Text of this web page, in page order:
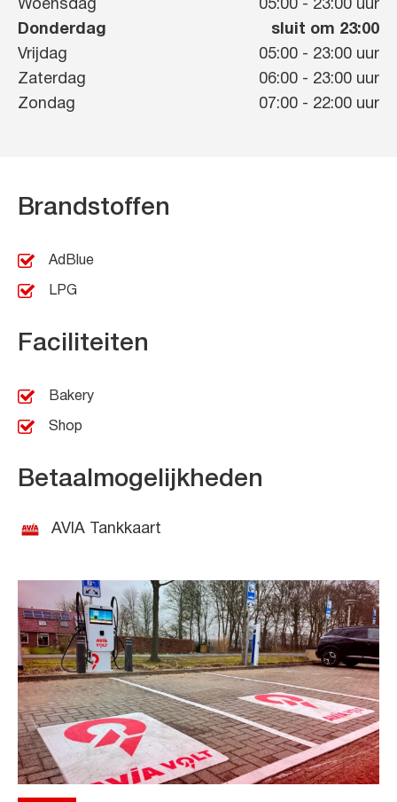
Woensdag
05:00 - 23:00 uur
Donderdag
sluit om 23:00
Vrijdag
05:00 - 23:00 uur
Zaterdag
06:00 - 23:00 uur
Zondag
07:00 - 22:00 uur
Brandstoffen
AdBlue
LPG
Faciliteiten
Bakery
Shop
Betaalmogelijkheden
AVIA Tankkaart